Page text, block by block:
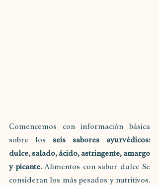
Comencemos con información básica
sobre los seis sabores ayurvédicos:
dulce, salado, ácido, astringente, amargo
y picante. Alimentos con sabor dulce Se
consideran los más pesados y nutritivos.